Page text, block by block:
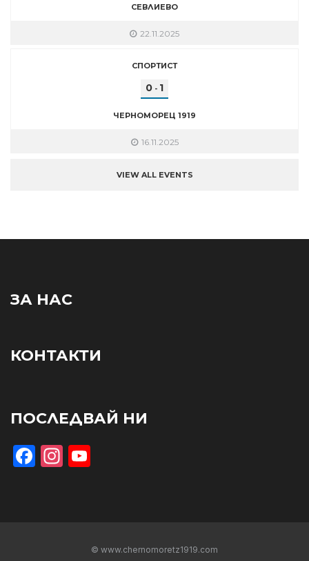
СЕВЛИЕВО
22.11.2025
СПОРТИСТ
0 - 1
ЧЕРНОМОРЕЦ 1919
16.11.2025
VIEW ALL EVENTS
ЗА НАС
КОНТАКТИ
ПОСЛЕДВАЙ НИ
Facebook
Instagram
© www.chernomoretz1919.com